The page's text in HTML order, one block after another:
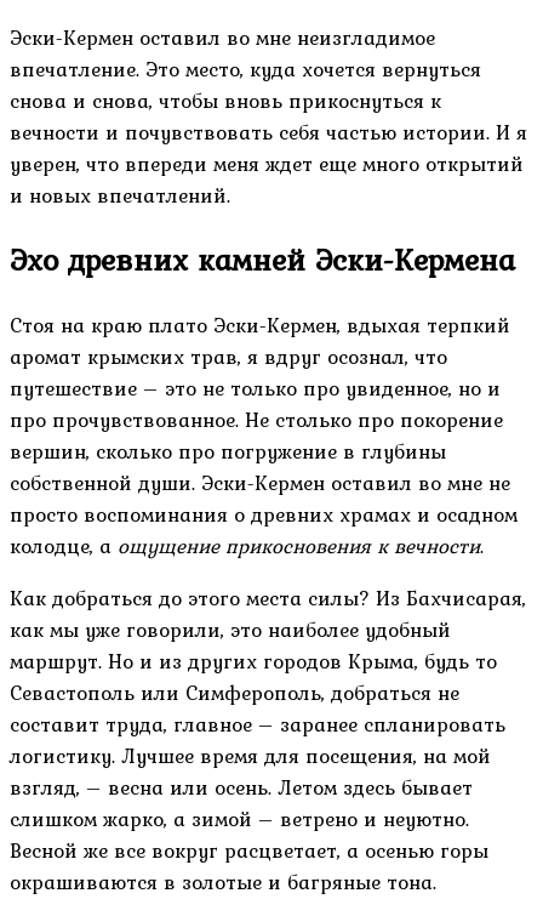
Эски-Кермен оставил во мне неизгладимое
впечатление. Это место, куда хочется вернуться
снова и снова, чтобы вновь прикоснуться к
вечности и почувствовать себя частью истории. И я
уверен, что впереди меня ждет еще много открытий
и новых впечатлений.
Эхо древних камней Эски-Кермена
Стоя на краю плато Эски-Кермен, вдыхая терпкий
аромат крымских трав, я вдруг осознал, что
путешествие – это не только про увиденное, но и
про прочувствованное. Не столько про покорение
вершин, сколько про погружение в глубины
собственной души. Эски-Кермен оставил во мне не
просто воспоминания о древних храмах и осадном
колодце, а ощущение прикосновения к вечности.
Как добраться до этого места силы? Из Бахчисарая,
как мы уже говорили, это наиболее удобный
маршрут. Но и из других городов Крыма, будь то
Севастополь или Симферополь, добраться не
составит труда, главное – заранее спланировать
логистику. Лучшее время для посещения, на мой
взгляд, – весна или осень. Летом здесь бывает
слишком жарко, а зимой – ветрено и неуютно.
Весной же все вокруг расцветает, а осенью горы
окрашиваются в золотые и багряные тона.